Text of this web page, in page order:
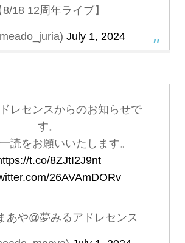
8/18 12周年ライブ】
July 1, 2024
レセンスからのお知らせで
す。
読をお願いいたします。
t.co/8ZJtI2J9nt
26AVAmDORv
や@夢みるアドレセンス